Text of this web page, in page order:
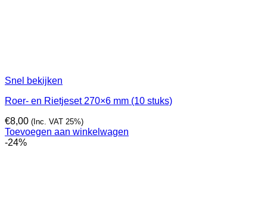
Snel bekijken
Roer- en Rietjeset 270×6 mm (10 stuks)
€8,00 (Inc. VAT 25%)
Toevoegen aan winkelwagen
-24%